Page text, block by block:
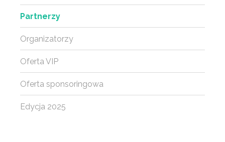
Partnerzy
Organizatorzy
Oferta VIP
Oferta sponsoringowa
Edycja 2025